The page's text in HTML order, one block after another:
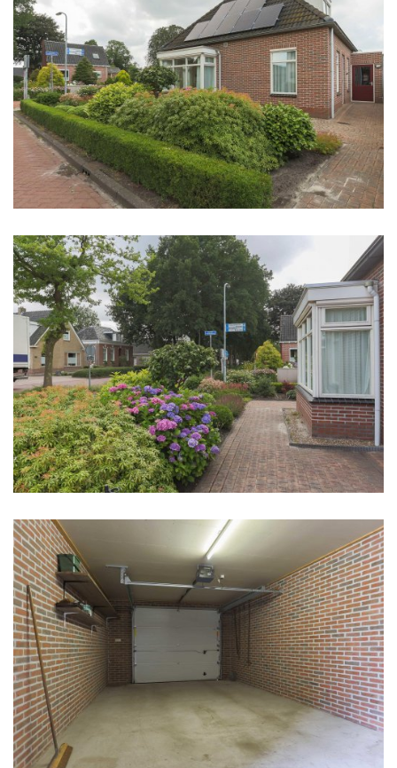
331 m2
Inhoud
412 m3
Indeling
Aantal kamers
4 kamers (3 slaapkamers)
Aantal woonlagen
2
Energie
Energielabel
A
Buitenruimte
Ligging
In centrum
Tuin
Achtertuin, voortuin
Parkeergelegenheid